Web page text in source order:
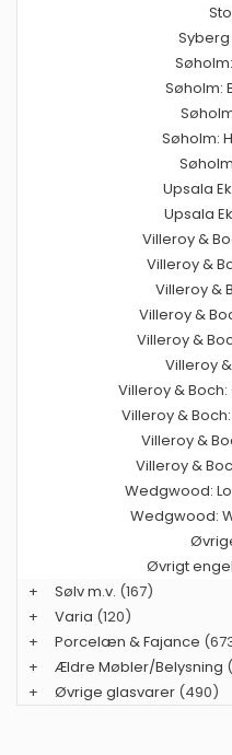
Søholm:
Søholm:
Upsala
Upsala
Villeroy &
Villeroy &
Villeroy &
Villeroy &
Villeroy &
Villeroy
Villeroy &
Villeroy &
Villeroy &
Villeroy &
Wedgwood:
Wedgwood:
Øvrigt
+
Sølv m.v. (167)
+
Varia (120)
+
Porcelæn & Fajance
+
Ældre Møbler/Belysning
+
Øvrige glasvarer (490)